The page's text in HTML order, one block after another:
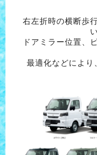
右左折時の横断歩
ドアミラー位置、
最適化などにより